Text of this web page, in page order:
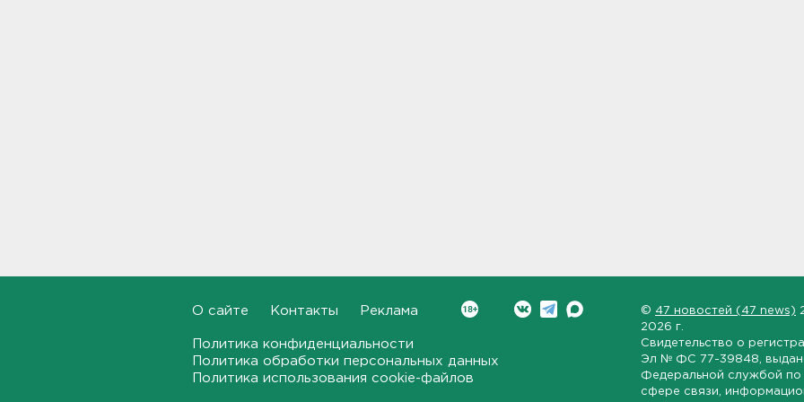
убийстве в 2024 году
В России разрешили выпуск
О сайте Контакты Реклама
Политика конфиденциальности
Политика обработки персональных данных
Политика использования cookie-файлов
© 47 новостей (47 news)
2026 г.
Свидетельство о
Эл № ФС 77-39848 ,
Федеральной службой по
сфере связи,